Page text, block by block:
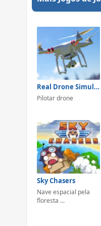
Real Drone Simulator
Pilotar drone
Sky Chasers
Nave espacial pela
floresta ...